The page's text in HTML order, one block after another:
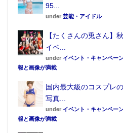
D賞 アクリルボード（
キャラクターたちの限定イラ
リルボード。
95...
under 芸能・アイドル
【たくさんの兎さん】
イベ...
under イベント・キャンペー
報と画像が満載
国内最大級のコスプレ
写真...
under イベント・キャンペー
報と画像が満載